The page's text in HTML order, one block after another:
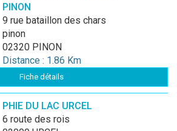
PINON
9 rue bataillon des chars
pinon
02320 PINON
Distance : 1.86 Km
Fiche détails
PHIE DU LAC URCEL
6 route des rois